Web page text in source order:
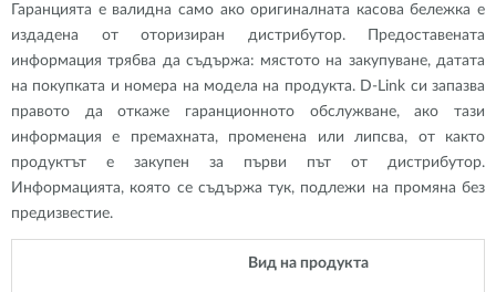
Гаранцията е валидна само ако оригиналната касова бележка е
издадена от оторизиран дистрибутор. Предоставената
информация трябва да съдържа: мястото на закупуване, датата
на покупката и номера на модела на продукта. D-Link си запазва
правото да откаже гаранционното обслужване, ако тази
информация е премахната, променена или липсва, от както
продуктът е закупен за първи път от дистрибутор.
Информацията, която се съдържа тук, подлежи на промяна без
предизвестие.
Вид на продукта